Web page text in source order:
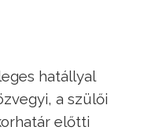
hatállyal
a szülői
előtti